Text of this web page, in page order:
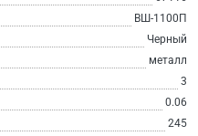
ВШ-1100П
Черный
металл
3
0.06
245